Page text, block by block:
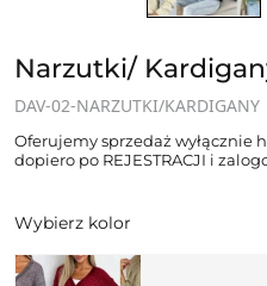
Narzutki/
DAV-02-NARZUTKI/KARDIGANY
Oferujemy sprzedaż wyłącznie
dopiero po REJESTRACJI i
Wybierz kolor